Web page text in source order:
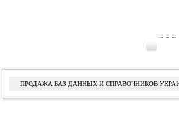
ПРОДАЖА БАЗ ДАННЫХ И СПРАВОЧНИКОВ